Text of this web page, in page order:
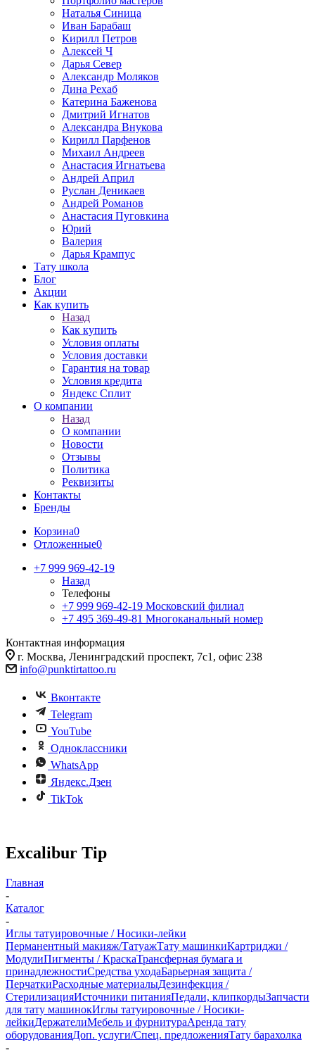
Наталья Синица
Иван Барабаш
Кирилл Петров
Алексей Ч
Дарья Север
Александр Моляков
Дина Рехаб
Катерина Баженова
Дмитрий Игнатов
Александра Внукова
Кирилл Парфенов
Михаил Андреев
Анастасия Игнатьева
Андрей Април
Руслан Деникаев
Андрей Романов
Анастасия Пуговкина
Юрий
Валерия
Дарья Крампус
Тату школа
Блог
Акции
Как купить
Назад
Как купить
Условия оплаты
Условия доставки
Гарантия на товар
Условия кредита
Яндекс Сплит
О компании
Назад
О компании
Новости
Отзывы
Политика
Реквизиты
Контакты
Бренды
Корзина0
Отложенные0
+7 999 969-42-19
Назад
Телефоны
+7 999 969-42-19 Московский филиал
+7 495 369-49-81 Многоканальный номер
Контактная информация
г. Москва, Ленинградский проспект, 7с1, офис 238
info@punktirtattoo.ru
Вконтакте
Telegram
YouTube
Одноклассники
WhatsApp
Яндекс.Дзен
TikTok
Excalibur Tip
Главная
-
Каталог
-
Иглы татуировочные / Носики-лейки
Перманентный макияж/ТатуажТату машинкиКартриджи /
МодулиПигменты / КраскаТрансферная бумага и
принадлежностиСредства уходаБарьерная защита /
ПерчаткиРасходные материалыДезинфекция /
СтерилизацияИсточники питанияПедали, клипкордыЗапчасти
для тату машинокИглы татуировочные / Носики-
лейкиДержателиМебель и фурнитураАренда тату
оборудованияДоп. услуги/Спец. предложенияТату барахолка
-